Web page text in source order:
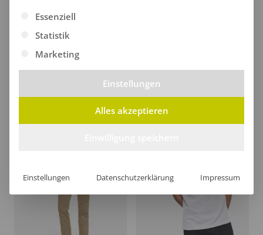
Kundenprojekte
Kombi Produkte
Es folgt eine Liste der Service-Gruppen, für die eine
Essenziell
Statistik
Marketing
Einstellungen
Alles akzeptieren
Einstellungen Datenschutzerklärung Impressum